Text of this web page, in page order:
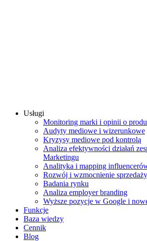
Usługi
Monitoring marki i opinii o
Audyty mediowe i wizerunkowe
Kryzysy mediowe pod kontrolą
Analiza efektywności działań
Marketingu
Analityka i mapping
Rozwój i wzmocnienie sprzedaży
Badania rynku
Analiza employer branding
Wyższe pozycje w Google i
Funkcje
Baza wiedzy
Cennik
Blog